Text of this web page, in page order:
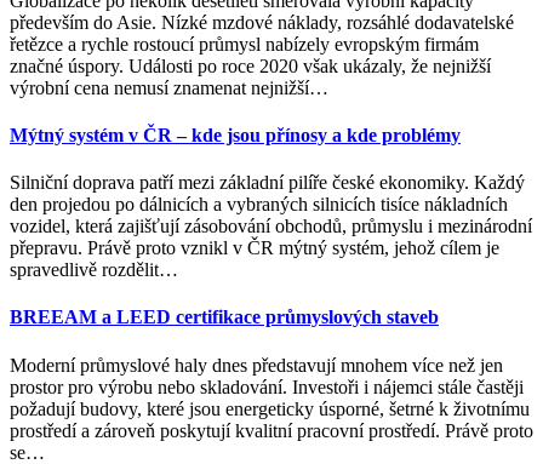
především do Asie. Nízké mzdové náklady, rozsáhlé dodavatelské
řetězce a rychle rostoucí průmysl nabízely evropským firmám
značné úspory. Události po roce 2020 však ukázaly, že nejnižší
výrobní cena nemusí znamenat nejnižší…
Mýtný systém v ČR – kde jsou přínosy a kde problémy
Silniční doprava patří mezi základní pilíře české ekonomiky. Každý
den projedou po dálnicích a vybraných silnicích tisíce nákladních
vozidel, která zajišťují zásobování obchodů, průmyslu i mezinárodní
přepravu. Právě proto vznikl v ČR mýtný systém, jehož cílem je
spravedlivě rozdělit…
BREEAM a LEED certifikace průmyslových staveb
Moderní průmyslové haly dnes představují mnohem více než jen
prostor pro výrobu nebo skladování. Investoři i nájemci stále častěji
požadují budovy, které jsou energeticky úsporné, šetrné k životnímu
prostředí a zároveň poskytují kvalitní pracovní prostředí. Právě proto
se…